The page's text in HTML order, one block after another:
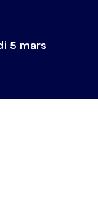
5 mars